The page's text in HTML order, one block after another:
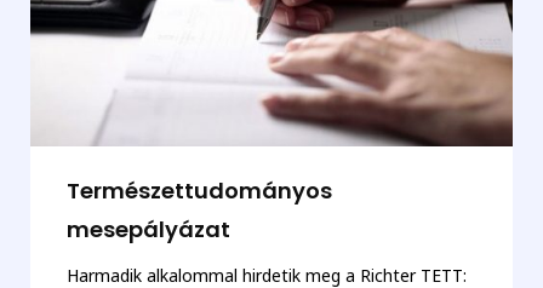
Természettudományos
mesepályázat
Harmadik alkalommal hirdetik meg a Richter TETT: